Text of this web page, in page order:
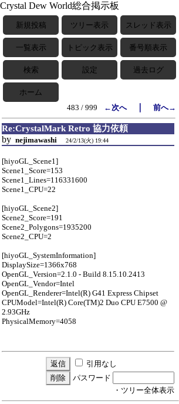
Crystal Dew World総合掲示板
新規投稿 ツリー表示 スレッド表示
一覧表示 トピック表示 番号順表示
検索 設定 過去ログ
ホーム
483 / 999
←次へ｜ 前へ→
Re:CrystalMark Retro 協力依頼
by nejimawashi 24/2/13(火) 19:44
[hiyoGL_Scene1]
Scene1_Score=153
Scene1_Lines=116331600
Scene1_CPU=22
[hiyoGL_Scene2]
Scene2_Score=191
Scene2_Polygons=1935200
Scene2_CPU=2
[hiyoGL_SystemInformation]
DisplaySize=1366x768
OpenGL_Version=2.1.0 - Build 8.15.10.2413
OpenGL_Vendor=Intel
OpenGL_Renderer=Intel(R) G41 Express Chipset
CPUModel=Intel(R) Core(TM)2 Duo CPU E7500 @
2.93GHz
PhysicalMemory=4058
引用なし
パスワード
・ツリー全体表示